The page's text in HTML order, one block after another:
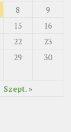
Szept. »
8
9
15
16
22
23
29
30